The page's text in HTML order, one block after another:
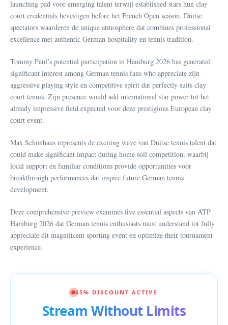
launching pad voor emerging talent terwijl established stars hun clay
court credentials bevestigen before het French Open season. Duitse
spectators waarderen de unique atmosphere dat combines professional
excellence met authentic German hospitality en tennis tradition.
Tommy Paul’s potential participation in Hamburg 2026 has generated
significant interest among German tennis fans who appreciate zijn
aggressive playing style en competitive spirit dat perfectly suits clay
court tennis. Zijn presence would add international star power tot het
already impressive field expected voor deze prestigious European clay
court event.
Max Schönhaus represents de exciting wave van Duitse tennis talent dat
could make significant impact during home soil competition, waarbij
local support en familiar conditions provide opportunities voor
breakthrough performances dat inspire future German tennis
development.
Deze comprehensive preview examines five essential aspects van ATP
Hamburg 2026 dat German tennis enthusiasts must understand tot fully
appreciate dit magnificent sporting event en optimize their tournament
experience.
65% DISCOUNT ACTIVE
Stream Without Limits